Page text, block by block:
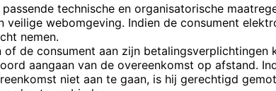
technische en organisatorische
webomgeving. Indien de consument
nemen.
de consument aan zijn betalingsverplichtingen
aangaan van de overeenkomst op afstand.
niet aan te gaan, is hij gerechtigd